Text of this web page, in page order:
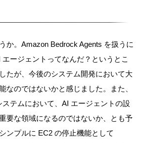
か。Amazon Bedrock Agents を扱うに
ージェントってなんだ？というとこ
たが、今後のシステム開発において大
なのではないかと感じました。また、
テムにおいて、AI エージェントの設
要な領域になるのではないか、とも予
ンプルに EC2 の停止機能として